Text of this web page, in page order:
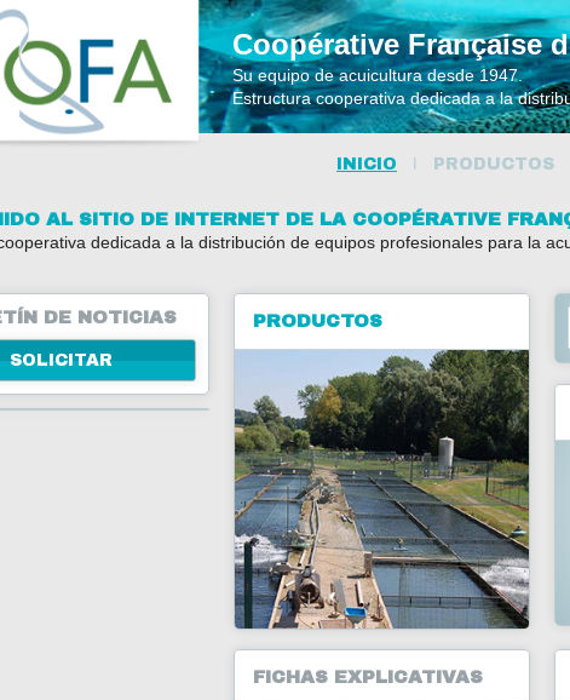
Coopérative Française
Su equipo de acuicultura desde 1947.
Estructura cooperativa dedicada a la
INICIO PRODUCTOS
AL SITIO DE INTERNET DE LA COOPÉRATIVE
dedicada a la distribución de equipos profesionales para la
DE NOTICIAS
SOLICITAR
PRODUCTOS
NUESTROS PRODUCTOS
FICHAS EXPLICATIVAS